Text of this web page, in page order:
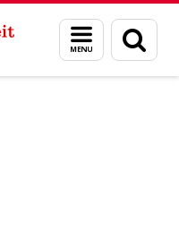
Menu
en
zoeken